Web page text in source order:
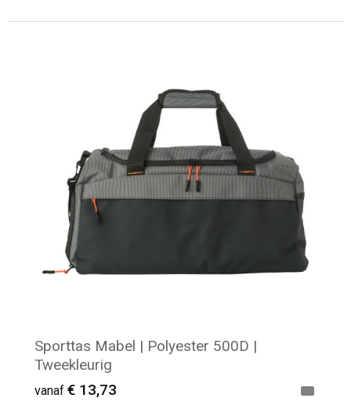
Sporttas Mabel | Polyester 500D |
Tweekleurig
vanaf € 13,73